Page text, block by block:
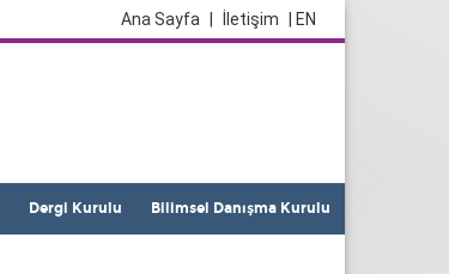
| EN
İletişim
Ana Sayfa
Dergi Kurulu Bilimsel Danışma Kurulu